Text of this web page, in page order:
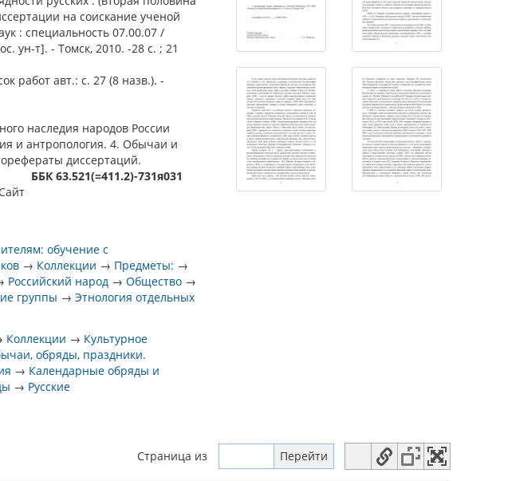
на соискание ученой
: специальность 07.00.07 /
ун-т]. - Томск, 2010. -28 с. ; 21
работ авт.: с. 27 (8 назв.). -
наследия народов России
и антропология. 4. Обычаи и
диссертаций.
ББК 63.521(=411.2)-731я031
обучение с
→ Коллекции → Предметы: →
Российский народ →Общество →
группы →Этнология отдельных
Коллекции → Культурное
обряды, праздники.
→ Календарные обряды и
→ Русские
Страница из